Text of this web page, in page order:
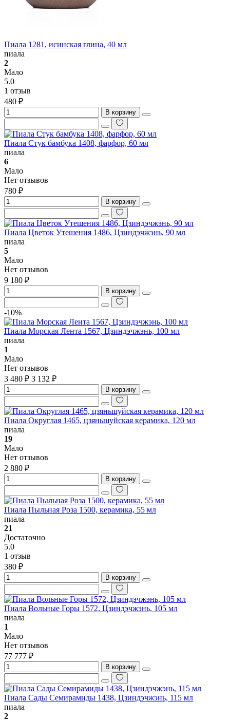
Пиала 1281, исинская глина, 40 мл
пиала
2
Мало
5.0
1 отзыв
480 ₽
В корзину
Пиала Стук бамбука 1408, фарфор, 60 мл
пиала
6
Мало
Нет отзывов
780 ₽
В корзину
Пиала Цветок Утешения 1486, Цзиндэчжэнь, 90 мл
пиала
5
Мало
Нет отзывов
9 180 ₽
В корзину
-10%
Пиала Морская Лента 1567, Цзиндэчжэнь, 100 мл
пиала
1
Мало
Нет отзывов
3 480 ₽ 3 132 ₽
В корзину
Пиала Округлая 1465, цзяньшуйская керамика, 120 мл
пиала
19
Мало
Нет отзывов
2 880 ₽
В корзину
Пиала Пыльная Роза 1500, керамика, 55 мл
пиала
21
Достаточно
5.0
1 отзыв
380 ₽
В корзину
Пиала Вольные Горы 1572, Цзиндэчжэнь, 105 мл
пиала
1
Мало
Нет отзывов
77 777 ₽
В корзину
Пиала Сады Семирамиды 1438, Цзиндэчжэнь, 115 мл
пиала
2